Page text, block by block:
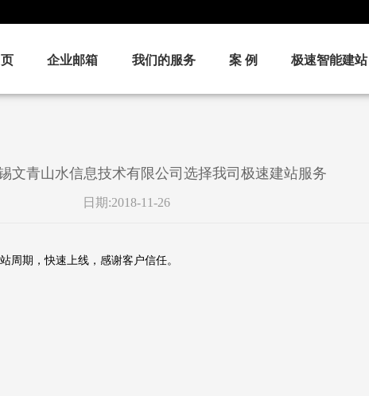
企业邮箱 我们的服务 案 例 极速智能建站
文青山水信息技术有限公司选择我司极速建站服务
日期:2018-11-26
周期，快速上线，感谢客户信任。